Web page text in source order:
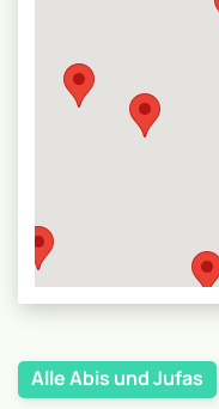
Alle Abis und Jufas